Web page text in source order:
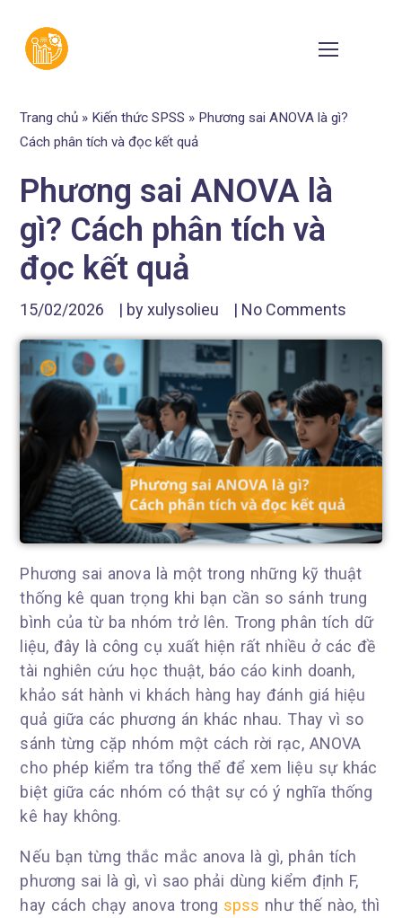
Trang chủ » Kiến thức SPSS » Phương sai ANOVA là gì?
Cách phân tích và đọc kết quả
Phương sai ANOVA là
gì? Cách phân tích và
đọc kết quả
15/02/2026 | byxulysolieu | No Comments
Phương sai anova là một trong những kỹ thuật
thống kê quan trọng khi bạn cần so sánh trung
bình của từ ba nhóm trở lên. Trong phân tích dữ
liệu, đây là công cụ xuất hiện rất nhiều ở các đề
tài nghiên cứu học thuật, báo cáo kinh doanh,
khảo sát hành vi khách hàng hay đánh giá hiệu
quả giữa các phương án khác nhau. Thay vì so
sánh từng cặp nhóm một cách rời rạc, ANOVA
cho phép kiểm tra tổng thể để xem liệu sự khác
biệt giữa các nhóm có thật sự có ý nghĩa thống
kê hay không.
Nếu bạn từng thắc mắc anova là gì, phân tích
phương sai là gì, vì sao phải dùng kiểm định F,
hay cách chạy anova trong spss như thế nào, thì